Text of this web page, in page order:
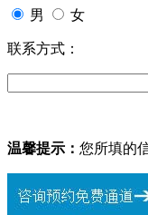
男 女
联系方式：
温馨提示： 您所填的